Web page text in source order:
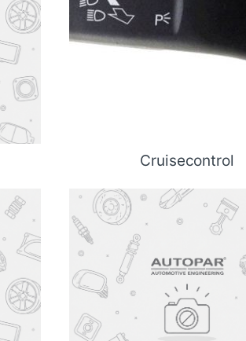
Cruisecontrol